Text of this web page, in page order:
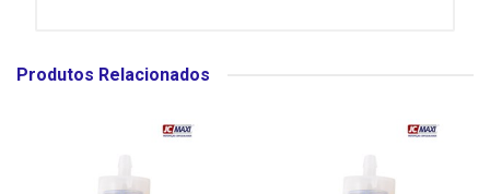
Produtos Relacionados